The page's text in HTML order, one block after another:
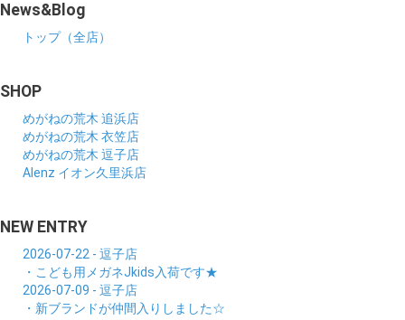
News&Blog
トップ（全店）
SHOP
めがねの荒木 追浜店
めがねの荒木 衣笠店
めがねの荒木 逗子店
Alenz イオン久里浜店
NEW ENTRY
2026-07-22 - 逗子店
・こども用メガネJkids入荷です★
2026-07-09 - 逗子店
・新ブランドが仲間入りしました☆